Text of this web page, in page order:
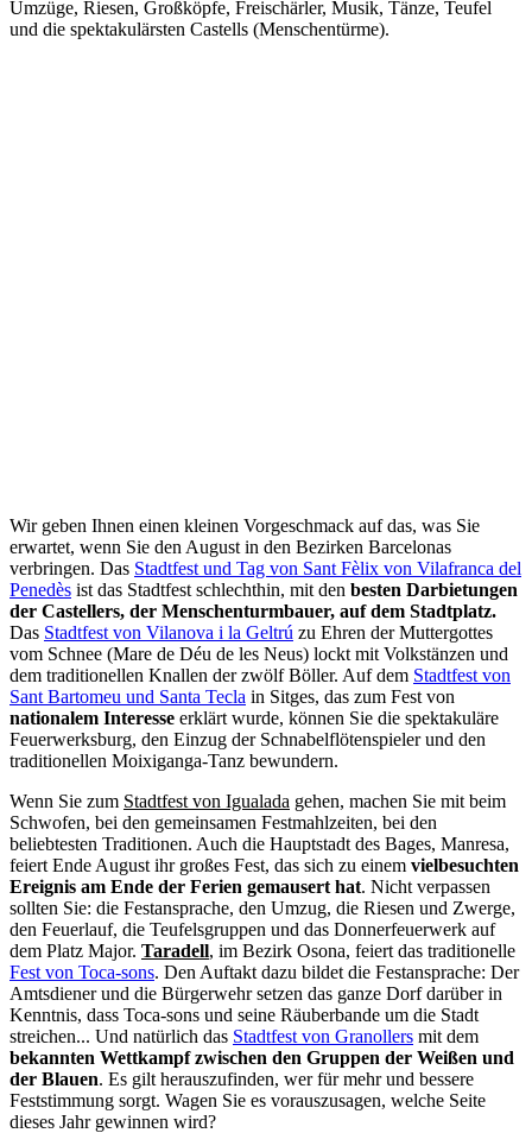
Umzüge, Riesen, Großköpfe, Freischärler, Musik, Tänze, Teufel
und die spektakulärsten Castells (Menschentürme).
Wir geben Ihnen einen kleinen Vorgeschmack auf das, was Sie
erwartet, wenn Sie den August in den Bezirken Barcelonas
verbringen. Das Stadtfest und Tag von Sant Fèlix von Vilafranca del
Penedès ist das Stadtfest schlechthin, mit den besten Darbietungen
der Castellers, der Menschenturmbauer, auf dem Stadtplatz.
Das Stadtfest von Vilanova i la Geltrú zu Ehren der Muttergottes
vom Schnee (Mare de Déu de les Neus) lockt mit Volkstänzen und
dem traditionellen Knallen der zwölf Böller. Auf dem Stadtfest von
Sant Bartomeu und Santa Tecla in Sitges, das zum Fest von
nationalem Interesse erklärt wurde, können Sie die spektakuläre
Feuerwerksburg, den Einzug der Schnabelflötenspieler und den
traditionellen Moixiganga-Tanz bewundern.
Wenn Sie zum Stadtfest von Igualada gehen, machen Sie mit beim
Schwofen, bei den gemeinsamen Festmahlzeiten, bei den
beliebtesten Traditionen. Auch die Hauptstadt des Bages, Manresa,
feiert Ende August ihr großes Fest, das sich zu einem vielbesuchten
Ereignis am Ende der Ferien gemausert hat. Nicht verpassen
sollten Sie: die Festansprache, den Umzug, die Riesen und Zwerge,
den Feuerlauf, die Teufelsgruppen und das Donnerfeuerwerk auf
dem Platz Major. Taradell, im Bezirk Osona, feiert das traditionelle
Fest von Toca-sons. Den Auftakt dazu bildet die Festansprache: Der
Amtsdiener und die Bürgerwehr setzen das ganze Dorf darüber in
Kenntnis, dass Toca-sons und seine Räuberbande um die Stadt
streichen... Und natürlich das Stadtfest von Granollers mit dem
bekannten Wettkampf zwischen den Gruppen der Weißen und
der Blauen. Es gilt herauszufinden, wer für mehr und bessere
Feststimmung sorgt. Wagen Sie es vorauszusagen, welche Seite
dieses Jahr gewinnen wird?